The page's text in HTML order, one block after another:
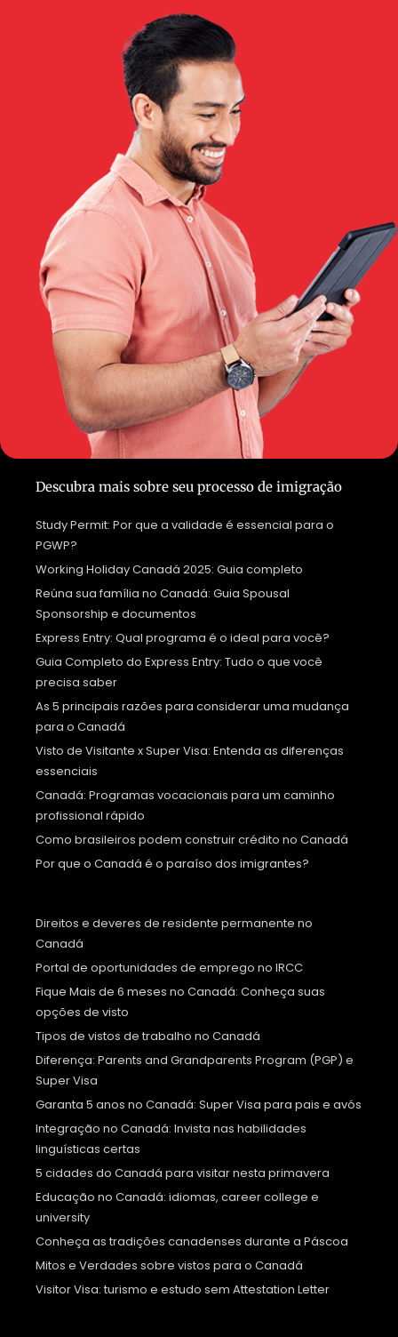
Descubra mais sobre seu processo de imigração
Study Permit: Por que a validade é essencial para o
PGWP?
Working Holiday Canadá 2025: Guia completo
Reúna sua família no Canadá: Guia Spousal
Sponsorship e documentos
Express Entry: Qual programa é o ideal para você?
Guia Completo do Express Entry: Tudo o que você
precisa saber
As 5 principais razões para considerar uma mudança
para o Canadá
Visto de Visitante x Super Visa: Entenda as diferenças
essenciais
Canadá: Programas vocacionais para um caminho
profissional rápido
Como brasileiros podem construir crédito no Canadá
Por que o Canadá é o paraíso dos imigrantes?
Direitos e deveres de residente permanente no
Canadá
Portal de oportunidades de emprego no IRCC
Fique Mais de 6 meses no Canadá: Conheça suas
opções de visto
Tipos de vistos de trabalho no Canadá
Diferença: Parents and Grandparents Program (PGP) e
Super Visa
Garanta 5 anos no Canadá: Super Visa para pais e avós
Integração no Canadá: Invista nas habilidades
linguísticas certas
5 cidades do Canadá para visitar nesta primavera
Educação no Canadá: idiomas, career college e
university
Conheça as tradições canadenses durante a Páscoa
Mitos e Verdades sobre vistos para o Canadá
Visitor Visa: turismo e estudo sem Attestation Letter